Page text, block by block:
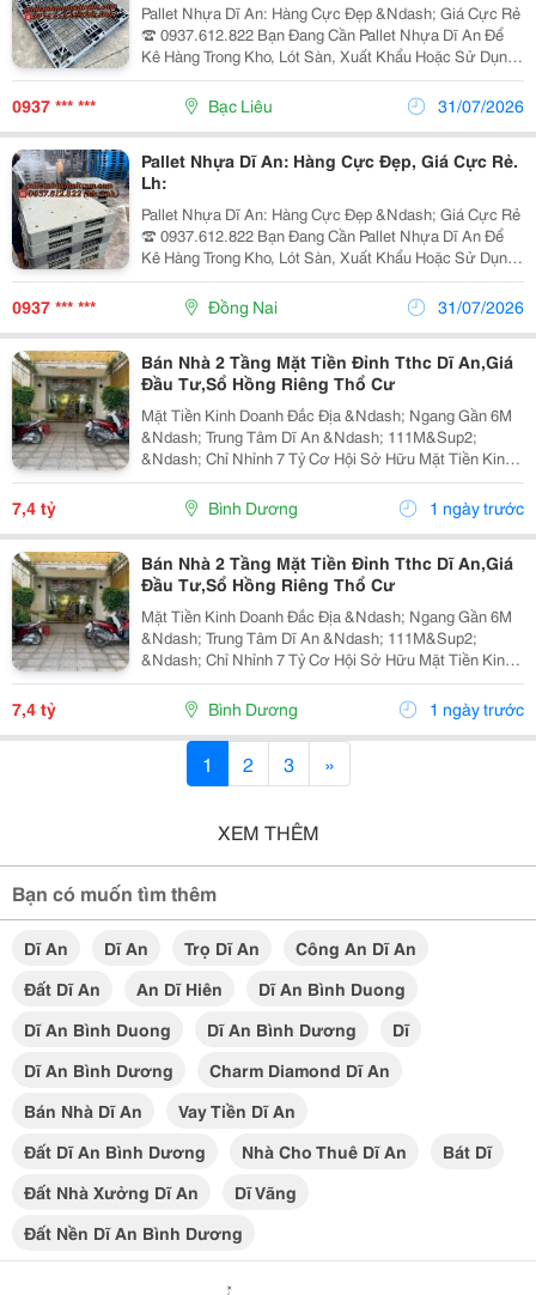
Pallet Nhựa Dĩ An: Hàng Cực Đẹp &Ndash; Giá Cực Rẻ
☎️ 0937.612.822 Bạn Đang Cần Pallet Nhựa Dĩ An Để
Kê Hàng Trong Kho, Lót Sàn, Xuất Khẩu Hoặc Sử Dụng
Cho Xe Nâng? Chúng Tôi Chuyên Cung Cấp Pallet Nhựa
Mới &Amp; Pallet Nhựa Cũ Với Chất Lượng...
0937 *** *** Bạc Liêu 31/07/2026
Pallet Nhựa Dĩ An: Hàng Cực Đẹp, Giá Cực Rẻ.
Lh:
Pallet Nhựa Dĩ An: Hàng Cực Đẹp &Ndash; Giá Cực Rẻ
☎️ 0937.612.822 Bạn Đang Cần Pallet Nhựa Dĩ An Để
Kê Hàng Trong Kho, Lót Sàn, Xuất Khẩu Hoặc Sử Dụng
Cho Xe Nâng? Chúng Tôi Chuyên Cung Cấp Pallet Nhựa
Mới &Amp; Pallet Nhựa Cũ Với Chất Lượng...
0937 *** *** Đồng Nai 31/07/2026
Bán Nhà 2 Tầng Mặt Tiền Đỉnh Tthc Dĩ An,Giá
Đầu Tư,Sổ Hồng Riêng Thổ Cư
Mặt Tiền Kinh Doanh Đắc Địa &Ndash; Ngang Gần 6M
&Ndash; Trung Tâm Dĩ An &Ndash; 111M&Sup2;
&Ndash; Chỉ Nhỉnh 7 Tỷ Cơ Hội Sở Hữu Mặt Tiền Kinh
Doanh Hiếm Có Ngay Trung Tâm Dĩ An &Ndash; Vị Trí
Đẹp, Dòng Tiền Tốt, Tiềm Năng Tăng Giá Cao. Mặt
7,4 tỷ Bình Dương 1 ngày trước
Bán Nhà 2 Tầng Mặt Tiền Đỉnh Tthc Dĩ An,Giá
Đầu Tư,Sổ Hồng Riêng Thổ Cư
Mặt Tiền Kinh Doanh Đắc Địa &Ndash; Ngang Gần 6M
&Ndash; Trung Tâm Dĩ An &Ndash; 111M&Sup2;
&Ndash; Chỉ Nhỉnh 7 Tỷ Cơ Hội Sở Hữu Mặt Tiền Kinh
Doanh Hiếm Có Ngay Trung Tâm Dĩ An &Ndash; Vị Trí
Đẹp, Dòng Tiền Tốt, Tiềm Năng Tăng Giá Cao. Mặt
7,4 tỷ Bình Dương 1 ngày trước
1 2 3 »
XEM THÊM
Bạn có muốn tìm thêm
Dĩ An Dĩ An Trọ Dĩ An
Công An Dĩ An
Đất Dĩ An
An Dĩ Hiên
Dĩ An Bình Duong
Dĩ An Bình Duong
Dĩ An Bình Dương
Dĩ
Dĩ An Bình Dương
Charm Diamond Dĩ An
Bán Nhà Dĩ An
Vay Tiền Dĩ An
Đất Dĩ An Bình Dương
Nhà Cho Thuê Dĩ An
Bát Dĩ
Đất Nhà Xưởng Dĩ An
Dĩ Vãng
Đất Nền Dĩ An Bình Dương